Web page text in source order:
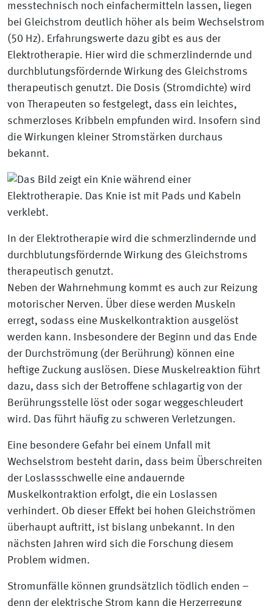
messtechnisch noch einfachermitteln lassen, liegen
bei Gleichstrom deutlich höher als beim Wechselstrom
(50 Hz). Erfahrungswerte dazu gibt es aus der
Elektrotherapie. Hier wird die schmerzlindernde und
durchblutungsfördernde Wirkung des Gleichstroms
therapeutisch genutzt. Die Dosis (Stromdichte) wird
von Therapeuten so festgelegt, dass ein leichtes,
schmerzloses Kribbeln empfunden wird. Insofern sind
die Wirkungen kleiner Stromstärken durchaus
bekannt.
In der Elektrotherapie wird die schmerzlindernde und
durchblutungsfördernde Wirkung des Gleichstroms
therapeutisch genutzt.
Neben der Wahrnehmung kommt es auch zur Reizung
motorischer Nerven. Über diese werden Muskeln
erregt, sodass eine Muskelkontraktion ausgelöst
werden kann. Insbesondere der Beginn und das Ende
der Durchströmung (der Berührung) können eine
heftige Zuckung auslösen. Diese Muskelreaktion führt
dazu, dass sich der Betroffene schlagartig von der
Berührungsstelle löst oder sogar weggeschleudert
wird. Das führt häufig zu schweren Verletzungen.
Eine besondere Gefahr bei einem Unfall mit
Wechselstrom besteht darin, dass beim Überschreiten
der Loslassschwelle eine andauernde
Muskelkontraktion erfolgt, die ein Loslassen
verhindert. Ob dieser Effekt bei hohen Gleichströmen
überhaupt auftritt, ist bislang unbekannt. In den
nächsten Jahren wird sich die Forschung diesem
Problem widmen.
Stromunfälle können grundsätzlich tödlich enden –
denn der elektrische Strom kann die Herzerregung